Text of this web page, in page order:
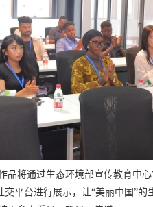
将通过生态环境部宣传教育中心
交平台进行展示，让“美丽中国”